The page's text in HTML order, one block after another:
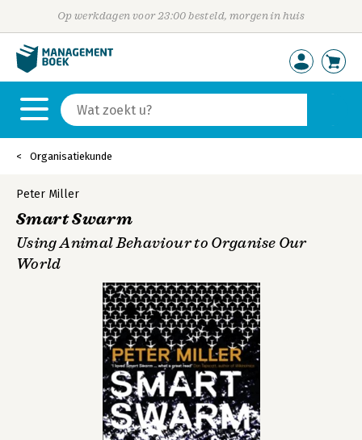
Op werkdagen voor 23:00 besteld, morgen in huis
Organisatiekunde
Peter Miller
Smart Swarm
Using Animal Behaviour to Organise Our
World